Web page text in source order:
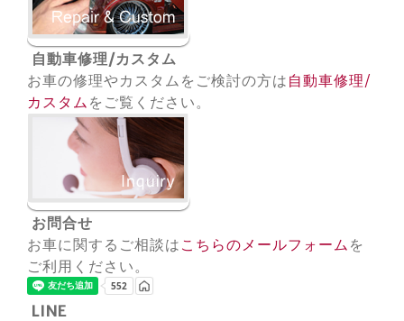
自動車修理/カスタム
お車の修理やカスタムをご検討の方は 自動車修理/
カスタム をご覧ください。
お問合せ
お車に関するご相談は こちらのメールフォーム を
ご利用ください。
LINE